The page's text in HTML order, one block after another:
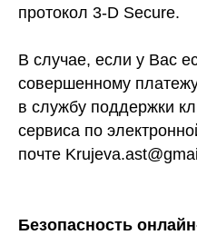
протокол 3-D Secure.
В случае, если у Вас
совершенному
в службу поддержки
сервиса по
почте
Безопасность